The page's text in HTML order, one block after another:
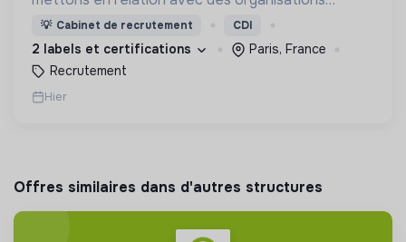
soucieuses de leurs impacts, afin d'œuvrer
ensemble pour un futur souhaitable.
💡 Cabinet de recrutement CDI
2 labels et certifications
Paris, France
Recrutement
Hier
Offres similaires dans d'autres structures